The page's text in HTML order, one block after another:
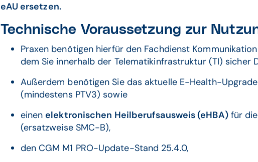
eAU ersetzen.
Technische Voraussetzung zur
Praxen benötigen hierfür den Fachdienst
dem Sie innerhalb der Telematikinfrastruktur (TI) sicher
Außerdem benötigen Sie das aktuelle E-Health-
(mindestens PTV3) sowie
einen elektronischen Heilberufsausweis (eHBA)für die
(ersatzweise SMC-B),
den CGM M1 PRO-Update-Stand 25.4.0,